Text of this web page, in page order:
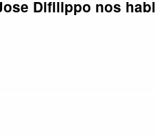
Difilippo nos